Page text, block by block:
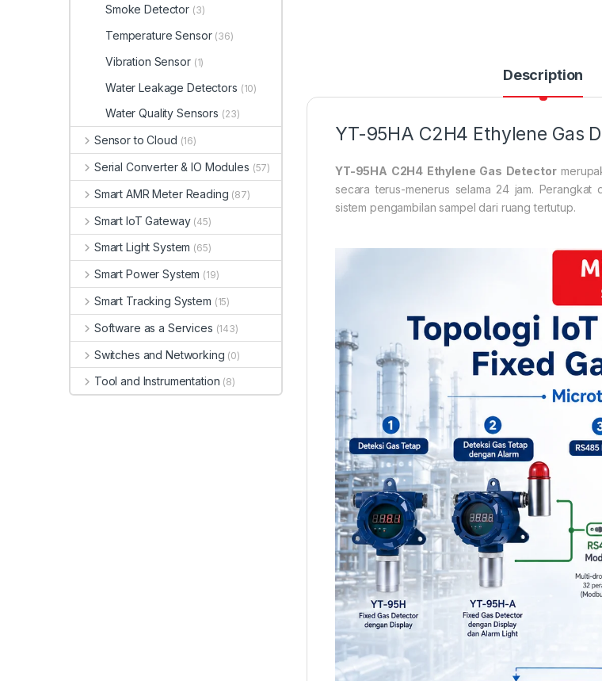
Description
YT-95HA C2H4 Ethylene Gas
YT-95HA C2H4 Ethylene Gas Detector
secara terus-menerus selama 24 jam. Perangkat
sistem pengambilan sampel dari ruang tertutup.
Smoke Detector (3)
Temperature Sensor (36)
Vibration Sensor (1)
Water Leakage Detectors (10)
Water Quality Sensors (23)
Sensor to Cloud (16)
Serial Converter & IO Modules (57)
Smart AMR Meter Reading (87)
Smart IoT Gateway (45)
Smart Light System (65)
Smart Power System (19)
Smart Tracking System (15)
Software as a Services (143)
Switches and Networking (0)
Tool and Instrumentation (8)